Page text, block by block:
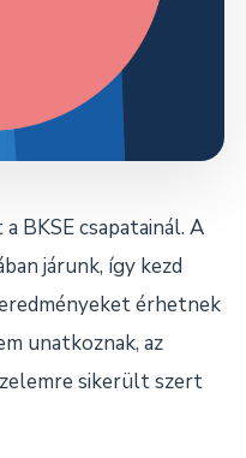
BKSE csapatainál. A
járunk, így kezd
érhetnek
unatkoznak, az
sikerült szert